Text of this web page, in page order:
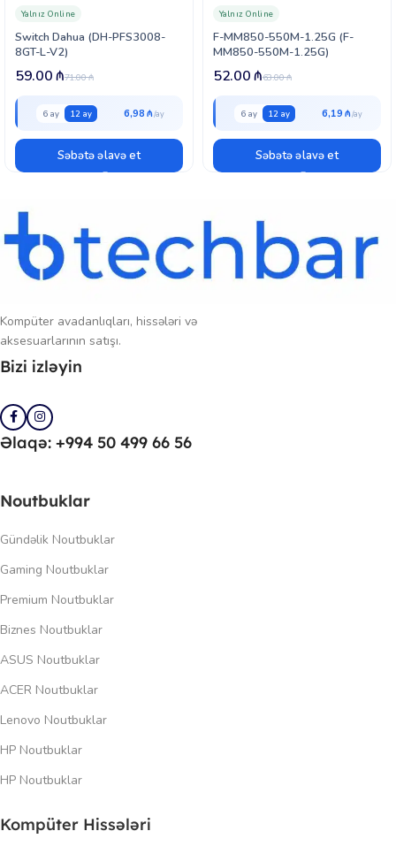
DH-SF1018LP– çoxsaylı PoE cihazların enerji və şəbəkə bağlantısını
bir cihazda birləşdirən ideal seçimdir.
Switch Dahua (DH-PFS3008-
8GT-L-V2)
Yalnız Online
71.00₼
59.00₼
6 ay 12 ay 6,98 ₼
Səbətə əlavə et
F-MM850-550M-1.25G (F-
MM850-550M-1.25G)
Yalnız Online
63.00₼
52.00₼
6 ay 12 ay 6,19 ₼
Səbətə əlavə et
Kompüter avadanlıqları, hissələri və
aksesuarlarının satışı.
Bizi izləyin
Əlaqə: +994 50 499 66 56
Noutbuklar
Gündəlik Noutbuklar
Gaming Noutbuklar
Premium Noutbuklar
Biznes Noutbuklar
ASUS Noutbuklar
ACER Noutbuklar
Lenovo Noutbuklar
HP Noutbuklar
HP Noutbuklar
Kompüter Hissələri